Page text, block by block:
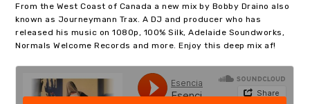
From the West Coast of Canada a new mix by Bobby Draino also
known as Journeymann Trax. A DJ and producer who has
released his music on 1080p, 100% Silk, Adelaide Soundworks,
Normals Welcome Records and more. Enjoy this deep mix af!